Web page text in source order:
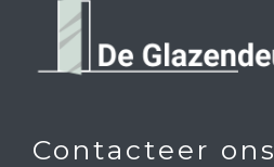
Contacteer ons